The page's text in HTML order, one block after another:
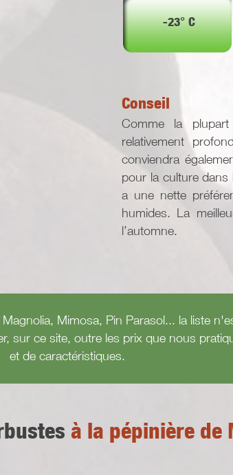
-23° C
Conseil
Comme la
relativement
conviendra
pour la culture dans
a une nette
humides. La
l’automne.
Mimosa, Pin Parasol... la liste
sur ce site, outre les prix que nous
et de caractéristiques.
à la pépinière de